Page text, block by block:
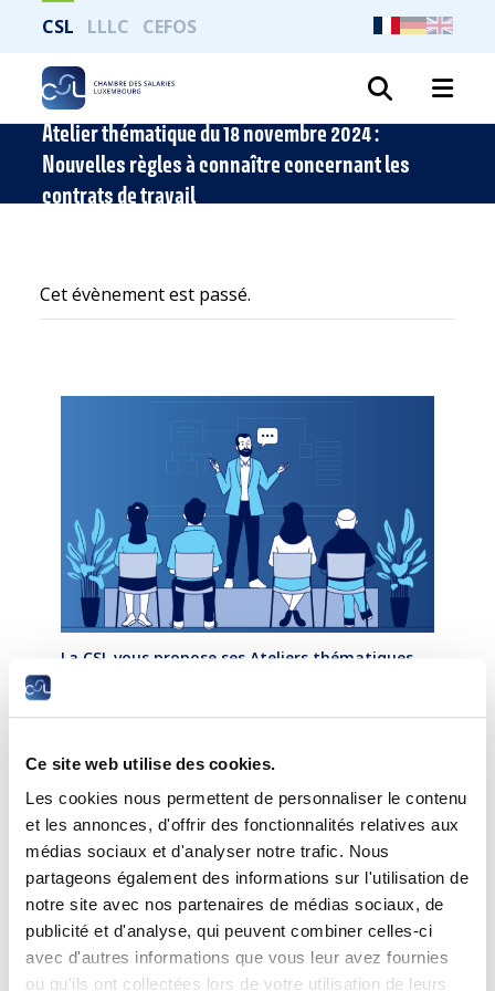
Ce site web utilise des cookies.
Les cookies nous permettent de personnaliser le contenu
et les annonces, d'offrir des fonctionnalités relatives aux
médias sociaux et d'analyser notre trafic. Nous
partageons également des informations sur l'utilisation de
notre site avec nos partenaires de médias sociaux, de
publicité et d'analyse, qui peuvent combiner celles-ci
avec d'autres informations que vous leur avez fournies
ou qu'ils ont collectées lors de votre utilisation de leurs
CSL LLLC CEFOS
Atelier thématique du 18 novembre 2024 :
Nouvelles règles à connaître concernant les
contrats de travail
Cet évènement est passé.
La CSL vous propose ses Ateliers thématiques
pour le grand public d’environ 1h30,
sur des thèmes socio-économiques et juridiques
variés.
Lieu : Dans le bâtiment de la CSL en face des
Rotondes Bonnevoie
Atelier N°10 le lundi 18 novembre 2024 de 12h15
à 13h45